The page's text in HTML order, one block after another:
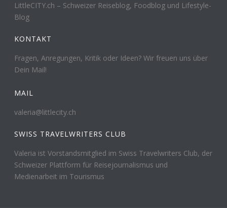
LittleCITY.ch – Schweizer Reiseblog, Foodblog und Lifestyle-
Blog
KONTAKT
Fragen, Anregungen, Kritik oder Ideen? Wir freuen uns über
Dein Mail!
MAIL
valeria@littlecity.ch
SWISS TRAVELWRITERS CLUB
Valeria ist Vorstandsmitglied im Swiss Travelwriters Club, der
Schweizer Plattform für Reisejournalismus und
Medienarbeit im Tourismus